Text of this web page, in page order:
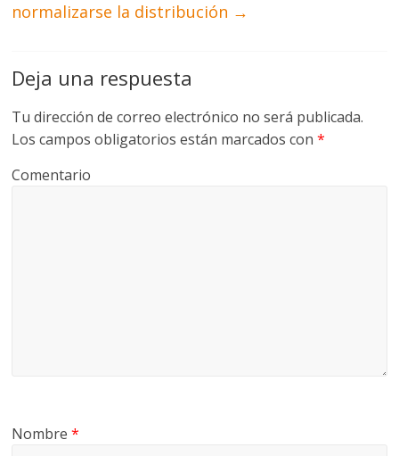
normalizarse la distribución →
Deja una respuesta
Tu dirección de correo electrónico no será publicada.
Los campos obligatorios están marcados con*
Comentario
Nombre*